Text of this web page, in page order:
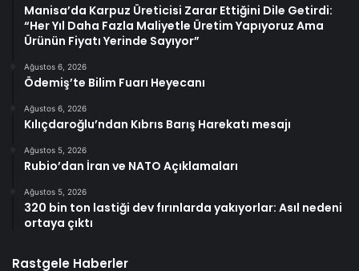
Manisa’da Karpuz Üreticisi Zarar Ettiğini Dile Getirdi:
“Her Yıl Daha Fazla Maliyetle Üretim Yapıyoruz Ama
Ürünün Fiyatı Yerinde Sayıyor”
Ağustos 6, 2026
Ödemiş’te Bilim Fuarı Heyecanı
Ağustos 6, 2026
Kılıçdaroğlu’ndan Kıbrıs Barış Harekatı mesajı
Ağustos 5, 2026
Rubio’dan İran ve NATO Açıklamaları
Ağustos 5, 2026
320 bin ton lastiği dev fırınlarda yakıyorlar: Asıl nedeni
ortaya çıktı
Rastgele Haberler